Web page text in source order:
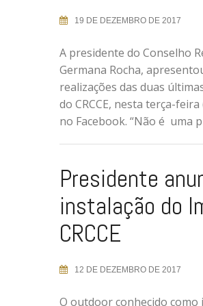
19 DE DEZEMBRO DE 2017
A presidente do Conselho
Germana Rocha,
realizações das duas
do CRCCE, nesta terça-
no Facebook. “Não é uma
Presidente
instalação do
CRCCE
12 DE DEZEMBRO DE 2017
O outdoor conhecido